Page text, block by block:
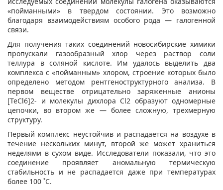
«пойманными» в твердом состоянии. Это возможно
благодаря взаимодействиям особого рода — галогенной
связи.
Для получения таких соединений новосибирские химики
пропускали газообразный хлор через раствор соли
теллура в соляной кислоте. Им удалось выделить два
комплекса с «пойманным» хлором, строение которых было
определено методом рентгеноструктурного анализа. В
первом веществе отрицательно заряженные анионы
[TeCl6]2- и молекулы дихлора Cl2 образуют одномерные
цепочки, во втором же — более сложную, трехмерную
структуру.
Первый комплекс неустойчив и распадается на воздухе в
течение нескольких минут, второй же может храниться
неделями в сухом виде. Исследователи показали, что это
соединение проявляет аномальную термическую
стабильность и не распадается даже при температурах
более 100 ˚C.